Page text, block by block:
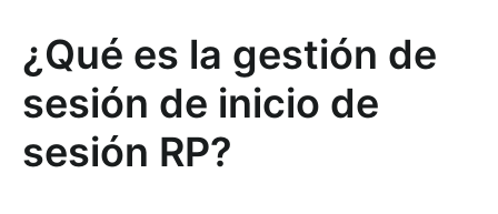
¿Qué es la gestión de
sesión de inicio de
sesión RP?